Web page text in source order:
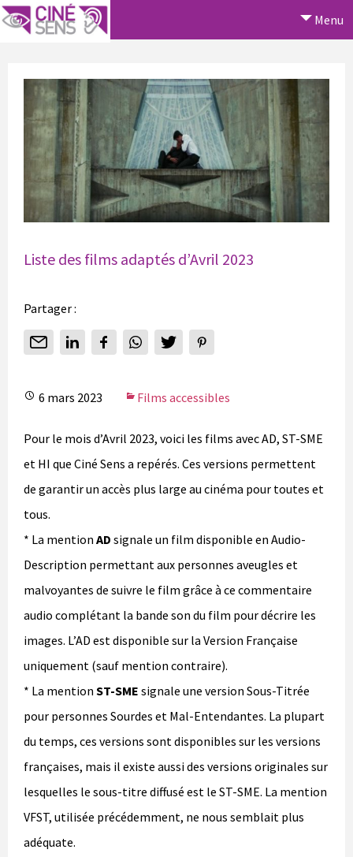
Menu
Liste des films adaptés d’Avril 2023
Partager :
6 mars 2023 Films accessibles
Pour le mois d’Avril 2023, voici les films avec AD, ST-SME
et HI que Ciné Sens a repérés. Ces versions permettent
de garantir un accès plus large au cinéma pour toutes et
tous.
* La mention AD signale un film disponible en Audio-
Description permettant aux personnes aveugles et
malvoyantes de suivre le film grâce à ce commentaire
audio complétant la bande son du film pour décrire les
images. L’AD est disponible sur la Version Française
uniquement (sauf mention contraire).
* La mention ST-SME signale une version Sous-Titrée
pour personnes Sourdes et Mal-Entendantes. La plupart
du temps, ces versions sont disponibles sur les versions
françaises, mais il existe aussi des versions originales sur
lesquelles le sous-titre diffusé est le ST-SME. La mention
VFST, utilisée précédemment, ne nous semblait plus
adéquate.